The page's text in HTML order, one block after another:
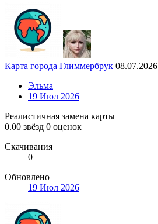
Карта города Глиммербрук 08.07.2026
Эльма
19 Июл 2026
Реалистичная замена карты
0.00 звёзд 0 оценок
Скачивания
0
Обновлено
19 Июл 2026